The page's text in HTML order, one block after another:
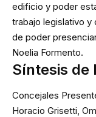
edificio y poder
trabajo legislativo y
de poder
Noelia Formento.
Síntesis de
Concejales
Horacio Grisetti,